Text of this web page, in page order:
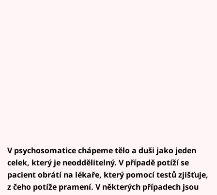
V psychosomatice chápeme tělo a duši jako jeden
celek, který je neoddělitelný. V případě potíží se
pacient obrátí na lékaře, který pomocí testů zjišťuje,
z čeho potíže pramení. V některých případech jsou